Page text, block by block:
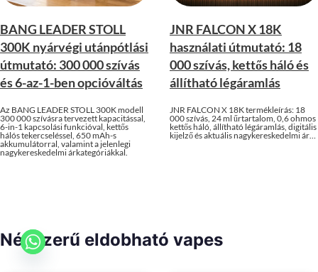
BANG LEADER STOLL
300K nyárvégi utánpótlási
útmutató: 300 000 szívás
és 6-az-1-ben opcióváltás
Az BANG LEADER STOLL 300K modell
300 000 szívásra tervezett kapacitással,
6-in-1 kapcsolási funkcióval, kettős
hálós tekercseléssel, 650 mAh-s
akkumulátorral, valamint a jelenlegi
nagykereskedelmi árkategóriákkal.
JNR FALCON X 18K
használati útmutató: 18
000 szívás, kettős háló és
állítható légáramlás
JNR FALCON X 18K termékleírás: 18
000 szívás, 24 ml űrtartalom, 0,6 ohmos
kettős háló, állítható légáramlás, digitális
kijelző és aktuális nagykereskedelmi ár…
Népszerű eldobható vapes